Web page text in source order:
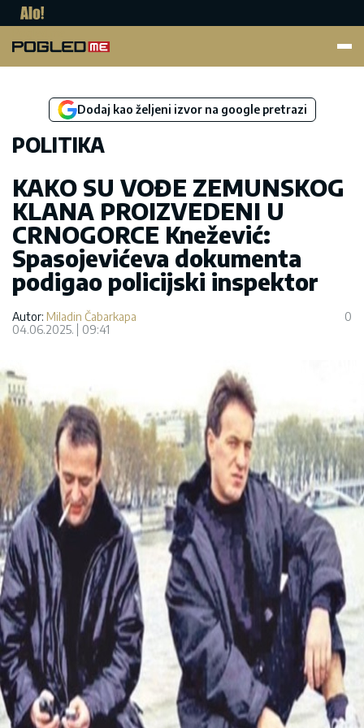
Dodaj kao željeni izvor na google pretrazi
POLITIKA
KAKO SU VOĐE ZEMUNSKOG
KLANA PROIZVEDENI U
CRNOGORCE Knežević:
Spasojevićeva dokumenta
podigao policijski inspektor
Autor: Miladin Čabarkapa
04.06.2025.
09:41
0